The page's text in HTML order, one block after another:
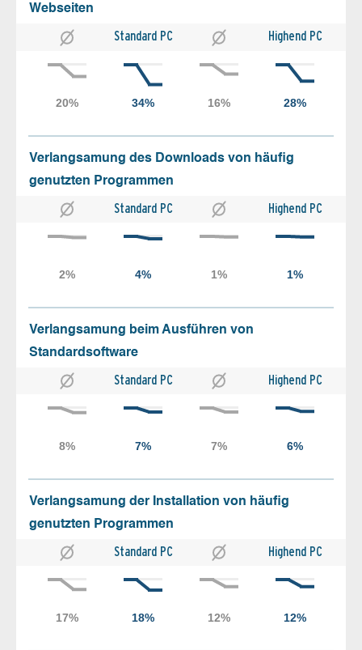
Webseiten
Standard PC Highend PC
Verlangsamung des Downloads von häufig
genutzten Programmen
Standard PC Highend PC
Verlangsamung beim Ausführen von
Standardsoftware
Standard PC Highend PC
Verlangsamung der Installation von häufig
genutzten Programmen
Standard PC Highend PC